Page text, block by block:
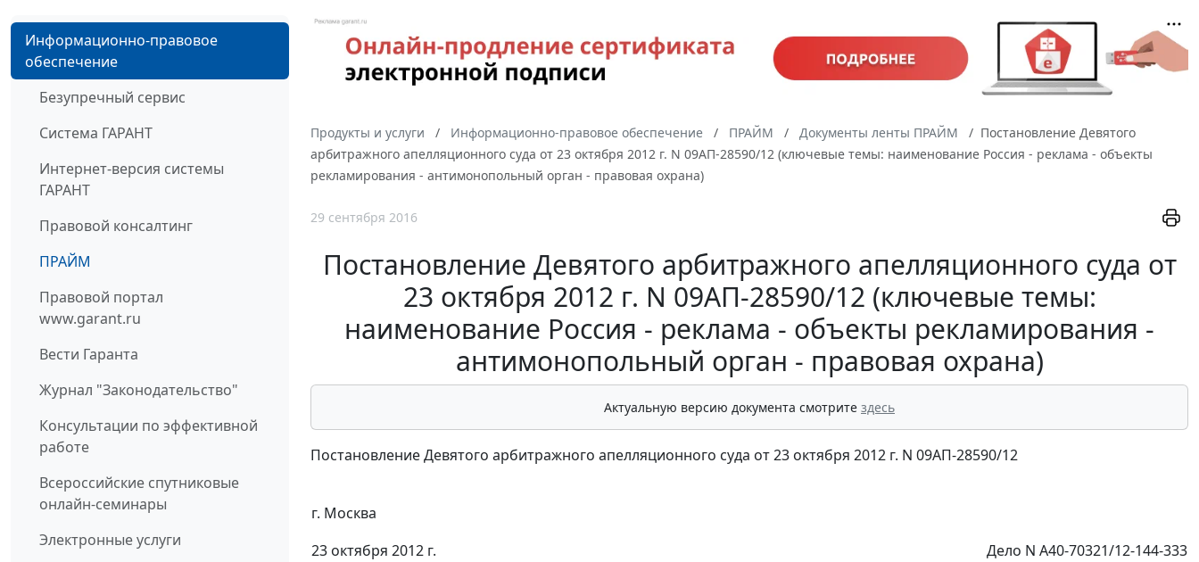
Информационно-правовое
обеспечение
Безупречный сервис
Система ГАРАНТ
Интернет-версия системы
ГАРАНТ
Правовой консалтинг
ПРАЙМ
Правовой портал
www.garant.ru
Вести Гаранта
Журнал "Законодательство"
Консультации по эффективной
работе
Всероссийские спутниковые
онлайн-семинары
Электронные услуги
Продукты и услуги Информационно-правовое обеспечение ПРАЙМ Документы ленты ПРАЙМ
Постановление Девятого
арбитражного апелляционного суда от 23 октября 2012 г. N 09АП-28590/12 (ключевые темы: наименование Россия - реклама - объекты
рекламирования - антимонопольный орган - правовая охрана)
29 сентября 2016
Постановление Девятого арбитражного апелляционного суда от
23 октября 2012 г. N 09АП-28590/12 (ключевые темы:
наименование Россия - реклама - объекты рекламирования -
антимонопольный орган - правовая охрана)
Актуальную версию документа смотрите здесь
Постановление Девятого арбитражного апелляционного суда от 23 октября 2012 г. N 09АП-28590/12
г. Москва
23 октября 2012 г.
Дело N А40-70321/12-144-333